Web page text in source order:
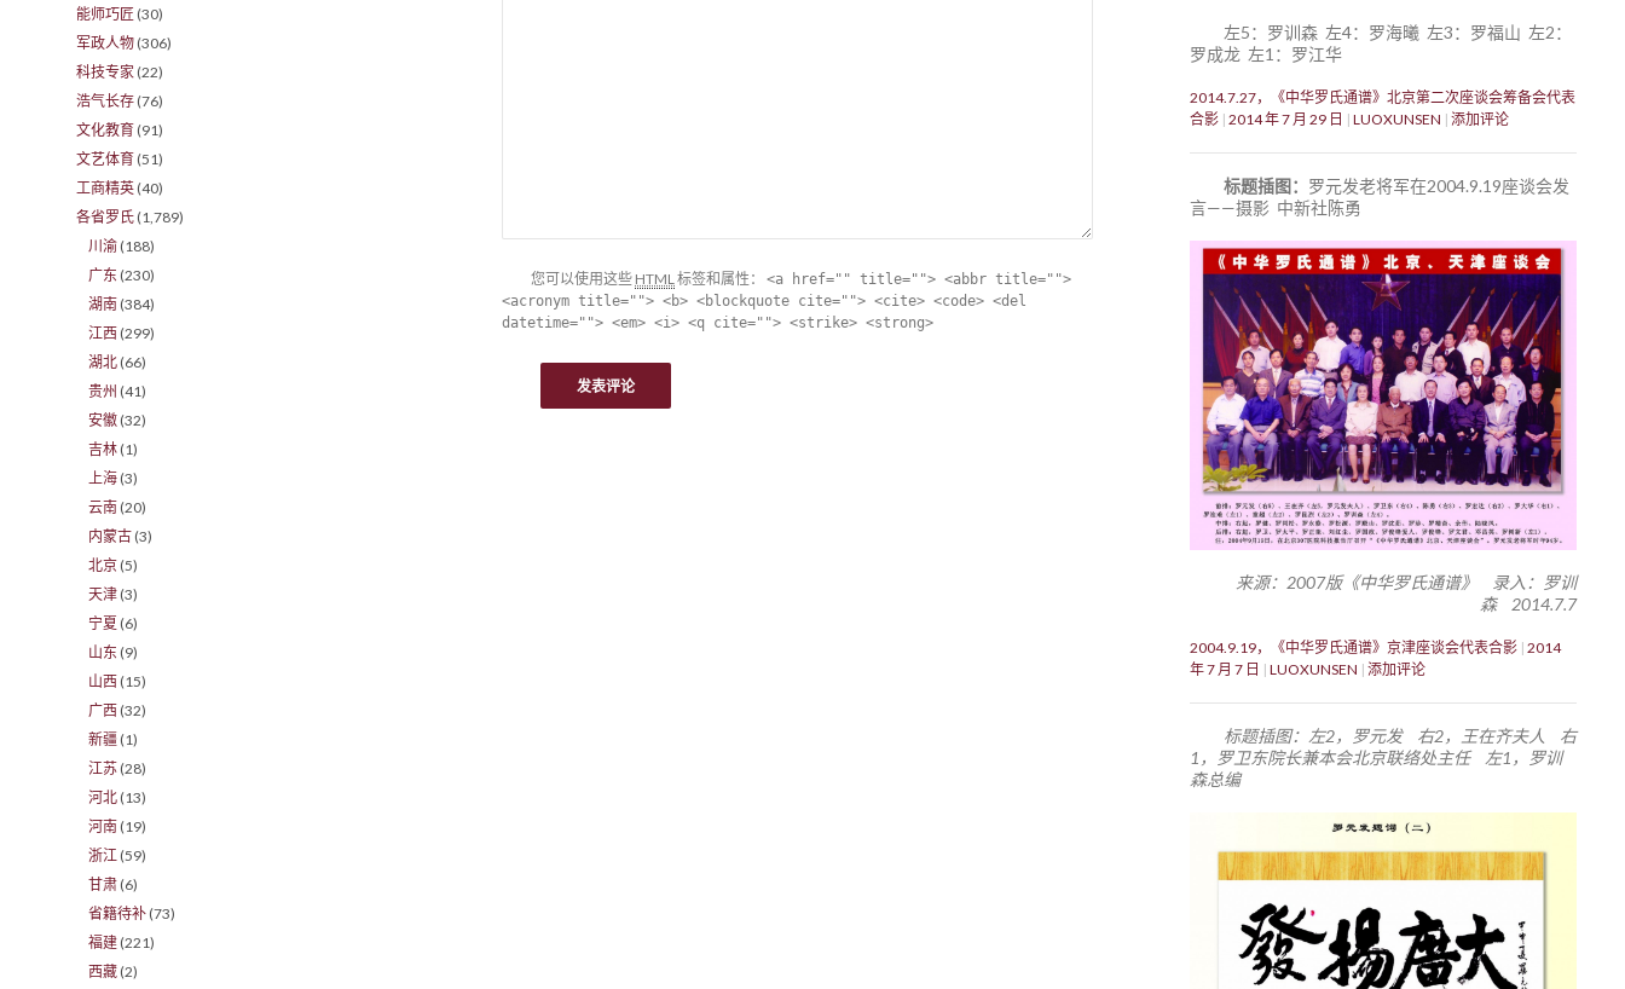
您可以使用这些 HTML标签和属性： <a href="" title=""> <abbr title="">
<acronym title=""> <b> <blockquote cite=""> <cite> <code> <del
datetime=""> <em> <i> <q cite=""> <strike> <strong>
左5：罗训森 左4：罗海曦 左3：罗福山 左2：
罗成龙 左1：罗江华
2014.7.27，《中华罗氏通谱》北京第二次座谈会筹备会代表
合影 2014 年 7 月 29 日 LUOXUNSEN 添加评论
标题插图： 罗元发老将军在2004.9.19座谈会发
言——摄影 中新社陈勇
来源：2007版《中华罗氏通谱》 录入：罗训
森 2014.7.7
2004.9.19，《中华罗氏通谱》京津座谈会代表合影 2014
年 7 月 7 日
LUOXUNSEN 添加评论
标题插图：左2，罗元发 右2，王在齐夫人 右
1，罗卫东院长兼本会北京联络处主任 左1，罗训
森总编
能师巧匠 (30)
军政人物 (306)
科技专家 (22)
浩气长存 (76)
文化教育 (91)
文艺体育 (51)
工商精英 (40)
各省罗氏 (1,789)
川渝 (188)
广东 (230)
湖南 (384)
江西 (299)
湖北 (66)
贵州 (41)
安徽 (32)
吉林 (1)
上海 (3)
云南 (20)
内蒙古 (3)
北京 (5)
天津 (3)
宁夏 (6)
山东 (9)
山西 (15)
广西 (32)
新疆 (1)
江苏 (28)
河北 (13)
河南 (19)
浙江 (59)
甘肃 (6)
省籍待补 (73)
福建 (221)
西藏 (2)